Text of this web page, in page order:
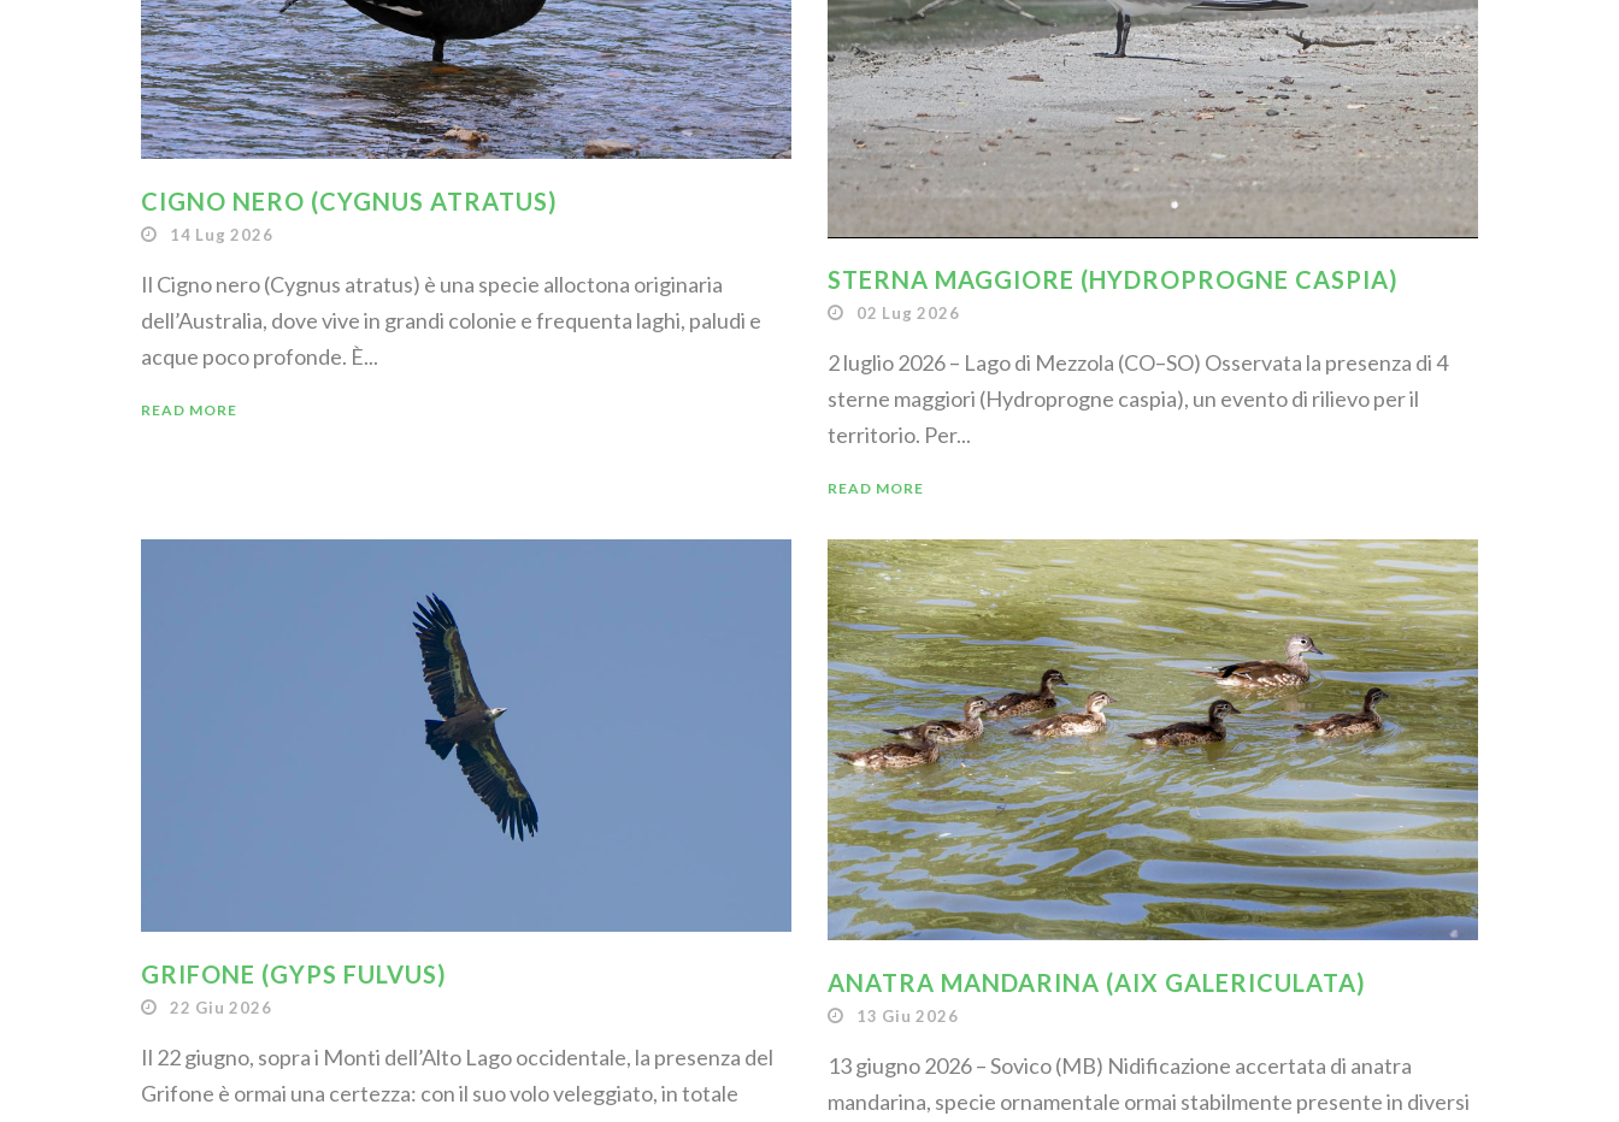
CIGNO NERO (CYGNUS ATRATUS)
14 Lug 2026
Il Cigno nero (Cygnus atratus) è una specie alloctona originaria
dell’Australia, dove vive in grandi colonie e frequenta laghi, paludi e
acque poco profonde. È...
READ MORE
STERNA MAGGIORE (HYDROPROGNE CASPIA)
02 Lug 2026
2 luglio 2026 – Lago di Mezzola (CO–SO) Osservata la presenza di 4
sterne maggiori (Hydroprogne caspia), un evento di rilievo per il
territorio. Per...
READ MORE
GRIFONE (GYPS FULVUS)
22 Giu 2026
Il 22 giugno, sopra i Monti dell’Alto Lago occidentale, la presenza del
Grifone è ormai una certezza: con il suo volo veleggiato, in totale
ANATRA MANDARINA (AIX GALERICULATA)
13 Giu 2026
13 giugno 2026 – Sovico (MB) Nidificazione accertata di anatra
mandarina, specie ornamentale ormai stabilmente presente in diversi